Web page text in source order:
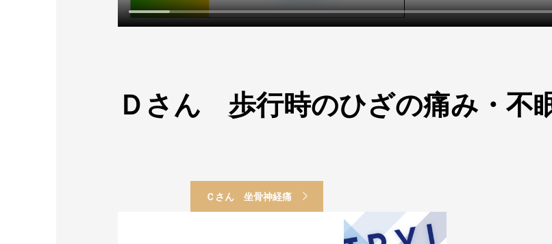
Ｄさん 歩行時のひざの痛み・不
Ｃさん 坐骨神経痛